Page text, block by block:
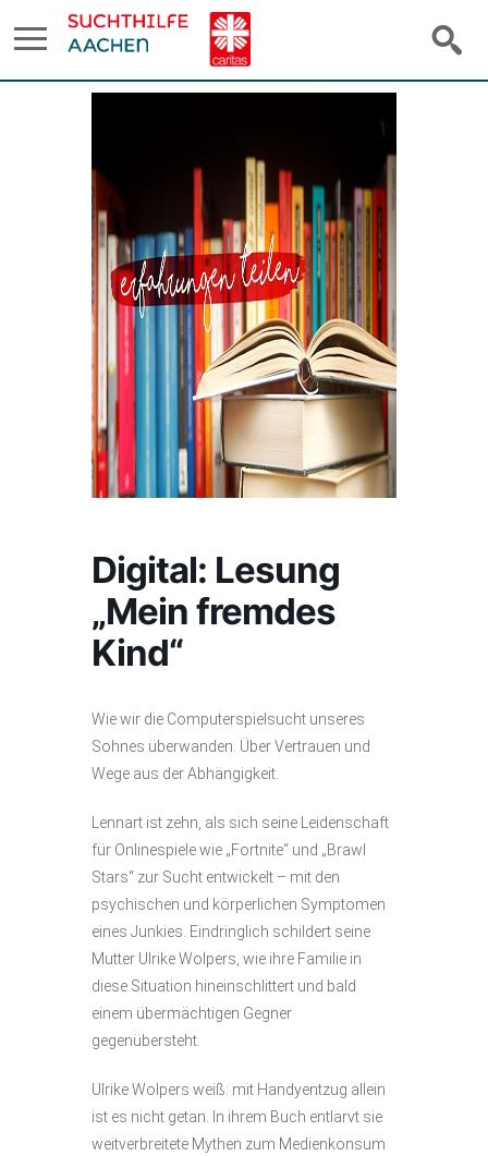
Digital: Lesung
„Mein fremdes
Kind“
Wie wir die Computerspielsucht unseres
Sohnes überwanden. Über Vertrauen und
Wege aus der Abhängigkeit.
Lennart ist zehn, als sich seine Leidenschaft
für Onlinespiele wie „Fortnite“ und „Brawl
Stars“ zur Sucht entwickelt – mit den
psychischen und körperlichen Symptomen
eines Junkies. Eindringlich schildert seine
Mutter Ulrike Wolpers, wie ihre Familie in
diese Situation hineinschlittert und bald
einem übermächtigen Gegner
gegenübersteht.
Ulrike Wolpers weiß: mit Handyentzug allein
ist es nicht getan. In ihrem Buch entlarvt sie
weitverbreitete Mythen zum Medienkonsum